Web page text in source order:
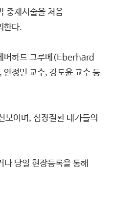
중재시술을 처음
한다.
버하드 그루베(Eberhard
정민 교수, 강도윤 교수 등
이며, 심장질환 대가들의
당일 현장등록을 통해